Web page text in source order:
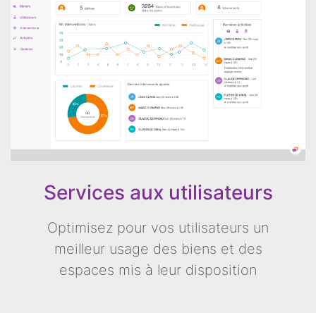
Services aux utilisateurs
Optimisez pour vos utilisateurs un
meilleur usage des biens et des
espaces mis à leur disposition